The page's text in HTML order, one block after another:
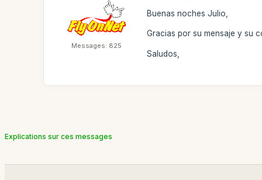
Messages: 825
Buenas noches Julio,
Gracias por su mensaje y su
Saludos,
Explications sur ces messages